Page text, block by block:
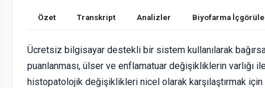
Özet Transkript Analizler Biyofarma
Ücretsiz bilgisayar destekli bir sistem kullanılarak
puanlanması, ülser ve enflamatuar değişikliklerin varlığı
histopatolojik değişiklikleri nicel olarak karşılaştırmak